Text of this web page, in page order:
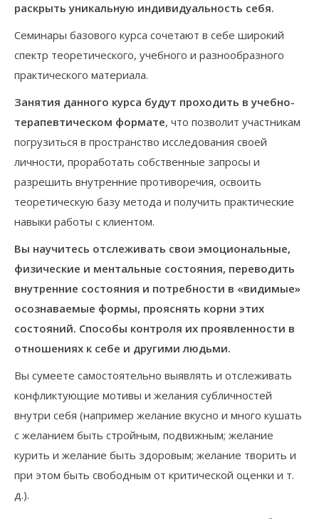
раскрыть уникальную индивидуальность себя.
Семинары базового курса сочетают в себе широкий
спектр теоретического, учебного и разнообразного
практического материала.
Занятия данного курса будут проходить в учебно-
терапевтическом формате, что позволит участникам
погрузиться в пространство исследования своей
личности, проработать собственные запросы и
разрешить внутренние противоречия, освоить
теоретическую базу метода и получить практические
навыки работы с клиентом.
Вы научитесь отслеживать свои эмоциональные,
физические и ментальные состояния, переводить
внутренние состояния и потребности в «видимые»
осознаваемые формы, прояснять корни этих
состояний. Способы контроля их проявленности в
отношениях к себе и другими людьми.
Вы сумеете самостоятельно выявлять и отслеживать
конфликтующие мотивы и желания субличностей
внутри себя (например желание вкусно и много кушать
с желанием быть стройным, подвижным; желание
курить и желание быть здоровым; желание творить и
при этом быть свободным от критической оценки и т.
д.).